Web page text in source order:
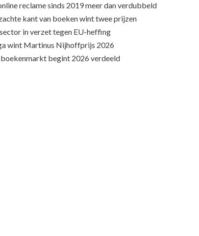
reclame sinds 2019 meer dan verdubbeld
kant van boeken wint twee prijzen
in verzet tegen EU-heffing
wint Martinus Nijhoffprijs 2026
begint 2026 verdeeld